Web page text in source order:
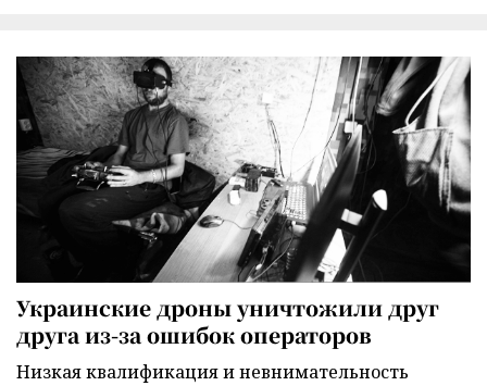
Украинские дроны уничтожили друг
друга из-за ошибок операторов
Низкая квалификация и невнимательность